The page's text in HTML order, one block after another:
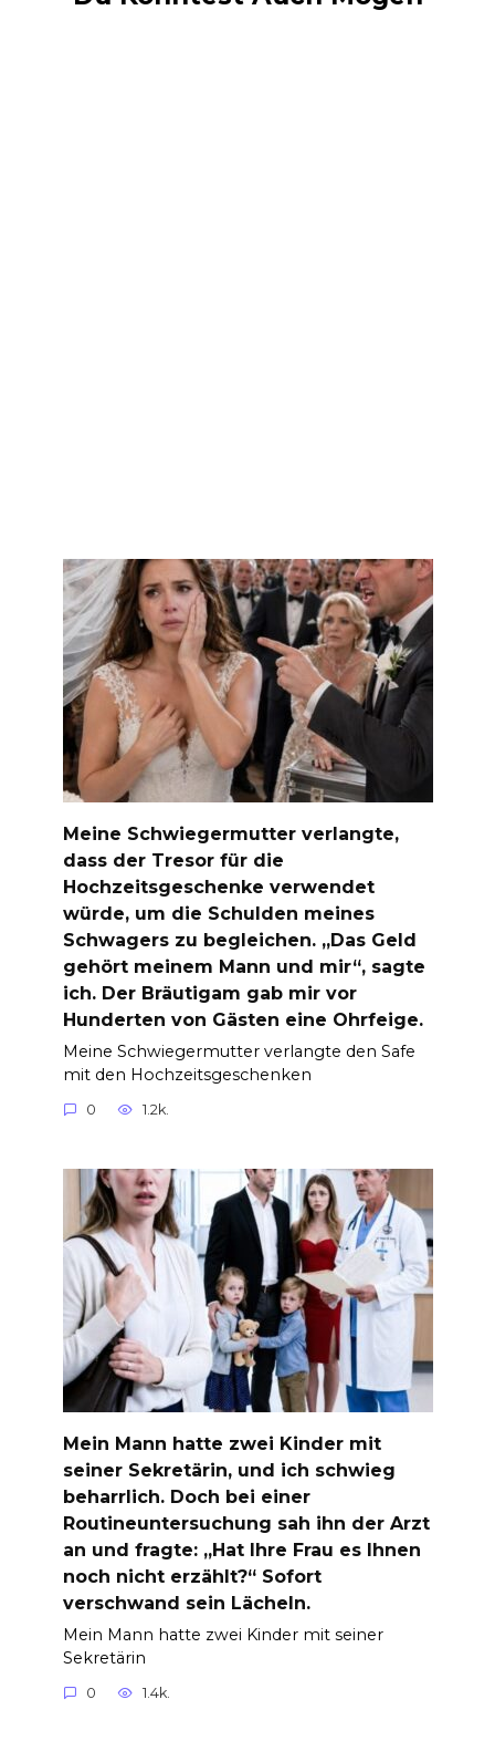
Meine Schwiegermutter verlangte,
dass der Tresor für die
Hochzeitsgeschenke verwendet
würde, um die Schulden meines
Schwagers zu begleichen. „Das Geld
gehört meinem Mann und mir“, sagte
ich. Der Bräutigam gab mir vor
Hunderten von Gästen eine Ohrfeige.
Meine Schwiegermutter verlangte den Safe
mit den Hochzeitsgeschenken
0 1.2k.
Mein Mann hatte zwei Kinder mit
seiner Sekretärin, und ich schwieg
beharrlich. Doch bei einer
Routineuntersuchung sah ihn der Arzt
an und fragte: „Hat Ihre Frau es Ihnen
noch nicht erzählt?“ Sofort
verschwand sein Lächeln.
Mein Mann hatte zwei Kinder mit seiner
Sekretärin
0 1.4k.